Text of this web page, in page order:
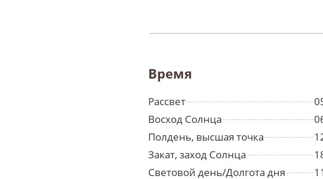
Время
Рассвет
Восход Солнца
Полдень, высшая точка
Закат, заход Солнца
Световой день/Долгота дня